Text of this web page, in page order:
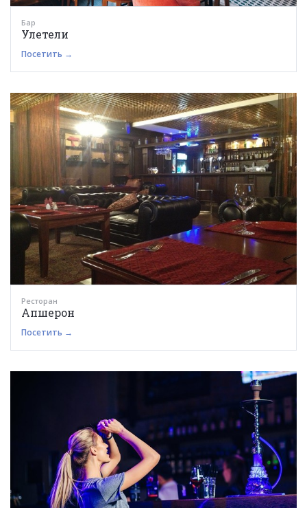
Бар
Улетели
Посетить →
Ресторан
Апшерон
Посетить →